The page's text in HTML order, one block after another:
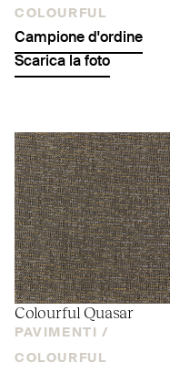
COLOURFUL
Campione d'ordine
Scarica la foto
Colourful Quasar
PAVIMENTI /
COLOURFUL